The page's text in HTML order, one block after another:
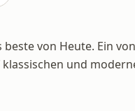
von Heute. Ein
und